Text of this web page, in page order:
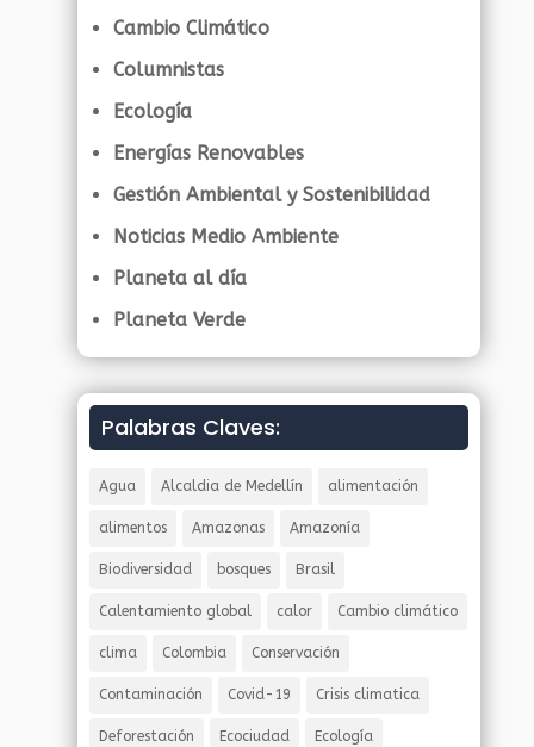
Cambio Climático
Columnistas
Ecología
Energías Renovables
Gestión Ambiental y Sostenibilidad
Noticias Medio Ambiente
Planeta al día
Planeta Verde
Palabras Claves:
Agua Alcaldia de Medellín alimentación
alimentos Amazonas Amazonía
Biodiversidad bosques Brasil
Calentamiento global calor Cambio climático
clima Colombia Conservación
Contaminación Covid-19 Crisis climatica
Deforestación Ecociudad Ecología